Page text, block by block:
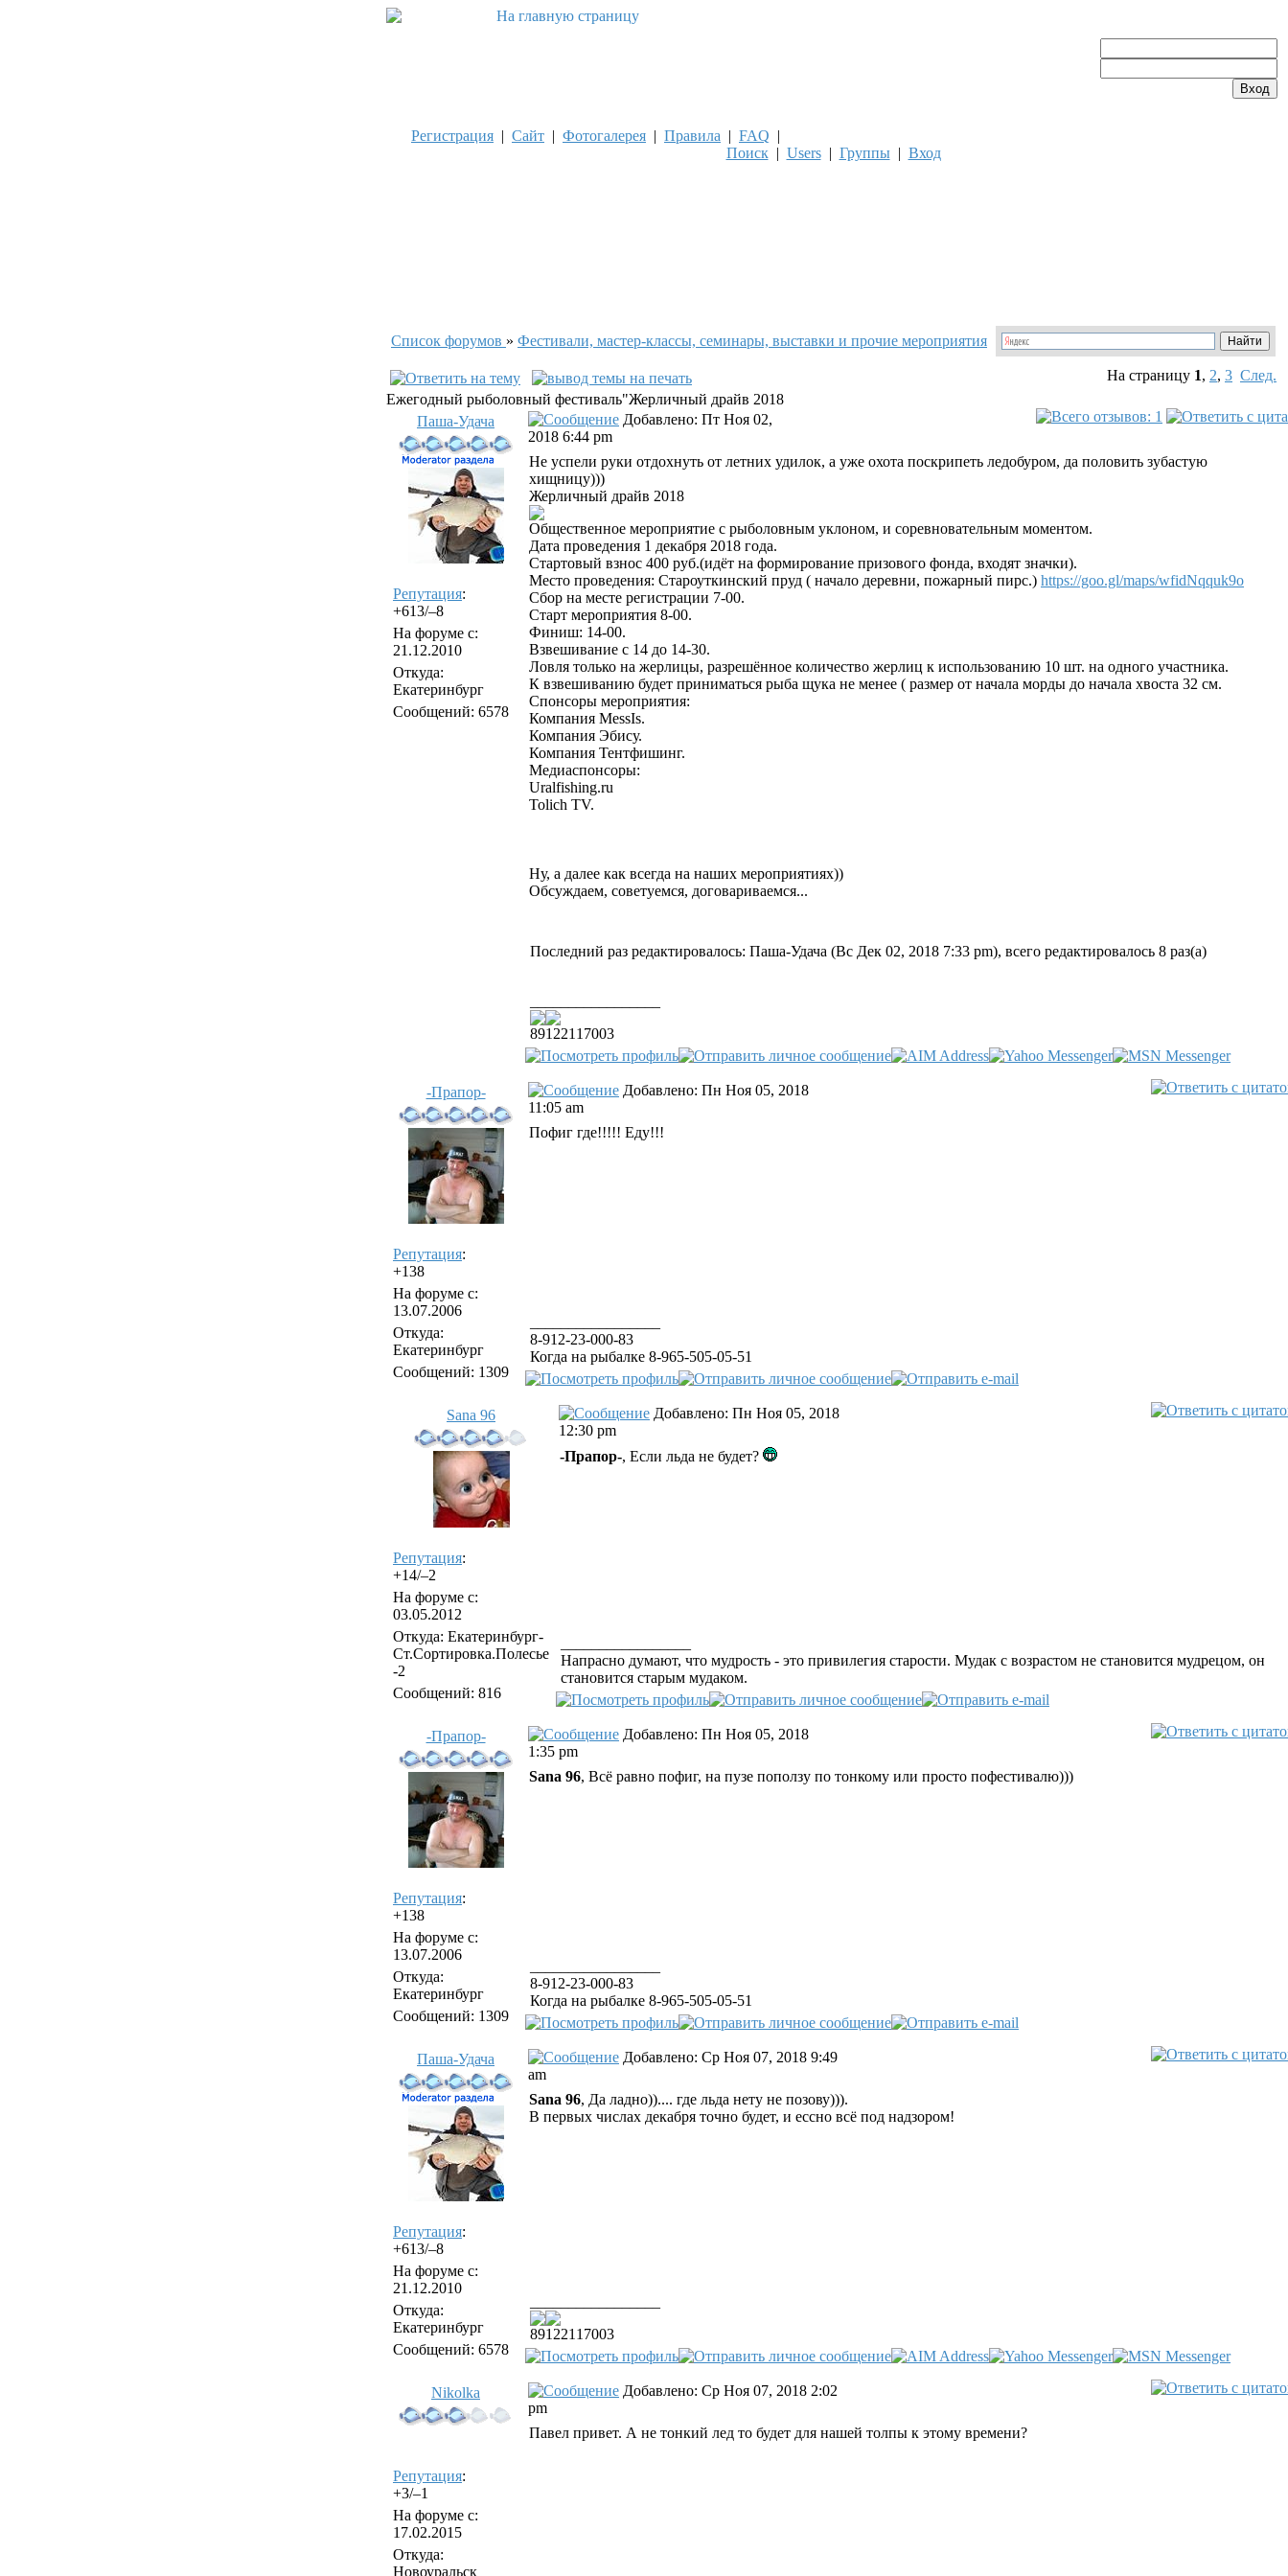
Регистрация | Сайт | Фотогалерея | Правила | FAQ |
Поиск| Users| Группы| Вход
Список форумов » Фестивали, мастер-классы, семинары, выставки и прочие мероприятия
На страницу 1, 2, 3 След.
Ежегодный рыболовный фестиваль"Жерличный драйв 2018
Паша-Удача
Репутация:
+613/–8
На форуме с:
21.12.2010
Откуда:
Екатеринбург
Сообщений: 6578
Добавлено: Пт Ноя 02,
2018 6:44 pm
Не успели руки отдохнуть от летних удилок, а уже охота поскрипеть ледобуром, да половить зубастую
хищницу)))
Жерличный драйв 2018
Общественное мероприятие с рыболовным уклоном, и соревновательным моментом.
Дата проведения 1 декабря 2018 года.
Стартовый взнос 400 руб.(идёт на формирование призового фонда, входят значки).
Место проведения: Староуткинский пруд ( начало деревни, пожарный пирс.) https://goo.gl/maps/wfidNqquk9o
Сбор на месте регистрации 7-00.
Старт мероприятия 8-00.
Финиш: 14-00.
Взвешивание с 14 до 14-30.
Ловля только на жерлицы, разрешённое количество жерлиц к использованию 10 шт. на одного участника.
К взвешиванию будет приниматься рыба щука не менее ( размер от начала морды до начала хвоста 32 см.
Спонсоры мероприятия:
Компания MessIs.
Компания Эбису.
Компания Тентфишинг.
Медиаспонсоры:
Uralfishing.ru
Tolich TV.
Ну, а далее как всегда на наших мероприятиях))
Обсуждаем, советуемся, договариваемся...
Последний раз редактировалось: Паша-Удача (Вс Дек 02, 2018 7:33 pm), всего редактировалось 8 раз(а)
89122117003
-Прапор-
Репутация:
+138
На форуме с:
13.07.2006
Откуда:
Екатеринбург
Сообщений: 1309
Добавлено: Пн Ноя 05, 2018
11:05 am
Пофиг где!!!!! Еду!!!
8-912-23-000-83
Когда на рыбалке 8-965-505-05-51
Sana 96
Репутация:
+14/–2
На форуме с:
03.05.2012
Откуда: Екатеринбург-
Ст.Сортировка.Полесье
-2
Сообщений: 816
Добавлено: Пн Ноя 05, 2018
12:30 pm
-Прапор-, Если льда не будет?
Напрасно думают, что мудрость - это привилегия старости. Mудак с возрастом не становится мудрецом, он
становится старым мудаком.
-Прапор-
Репутация:
+138
На форуме с:
13.07.2006
Откуда:
Екатеринбург
Сообщений: 1309
Добавлено: Пн Ноя 05, 2018
1:35 pm
Sana 96, Всё равно пофиг, на пузе поползу по тонкому или просто пофестивалю)))
8-912-23-000-83
Когда на рыбалке 8-965-505-05-51
Паша-Удача
Репутация:
+613/–8
На форуме с:
21.12.2010
Откуда:
Екатеринбург
Сообщений: 6578
Добавлено: Ср Ноя 07, 2018 9:49
am
Sana 96, Да ладно)).... где льда нету не позову))).
В первых числах декабря точно будет, и ессно всё под надзором!
89122117003
Nikolka
Репутация:
+3/–1
На форуме с:
17.02.2015
Откуда:
Новоуральск
Добавлено: Ср Ноя 07, 2018 2:02
pm
Павел привет. А не тонкий лед то будет для нашей толпы к этому времени?